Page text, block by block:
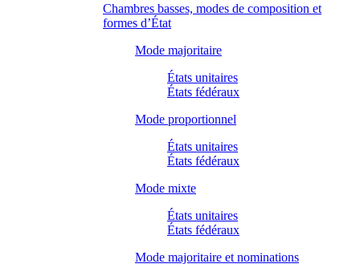
Chambres basses, modes de composition et
formes d’État
Mode majoritaire
États unitaires
États fédéraux
Mode proportionnel
États unitaires
États fédéraux
Mode mixte
États unitaires
États fédéraux
Mode majoritaire et nominations